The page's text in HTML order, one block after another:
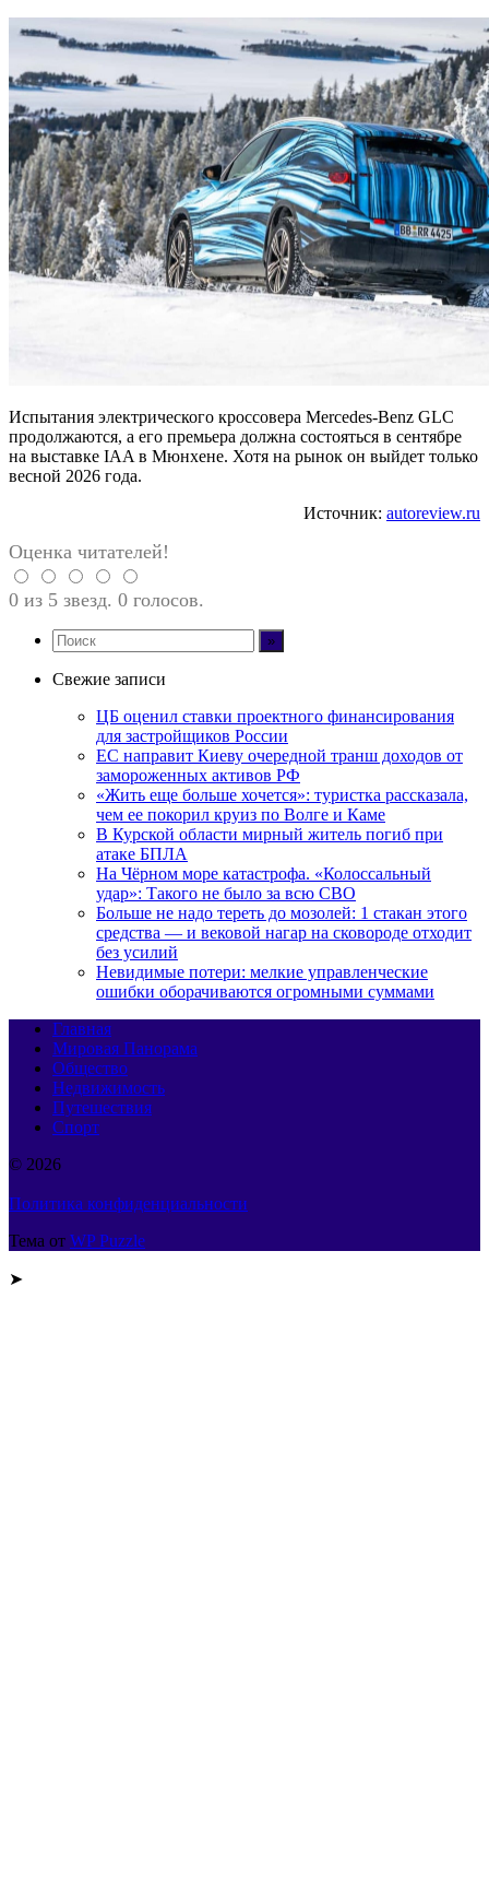
Испытания электрического кроссовера Mercedes-Benz GLC
продолжаются, а его премьера должна состояться в сентябре
на выставке IAA в Мюнхене. Хотя на рынок он выйдет только
весной 2026 года.
Источник: autoreview.ru
Оценка читателей!
0 из 5 звезд. 0 голосов.
Свежие записи
ЦБ оценил ставки проектного финансирования
для застройщиков России
ЕС направит Киеву очередной транш доходов от
замороженных активов РФ
«Жить еще больше хочется»: туристка рассказала,
чем ее покорил круиз по Волге и Каме
В Курской области мирный житель погиб при
атаке БПЛА
На Чёрном море катастрофа. «Колоссальный
удар»: Такого не было за всю СВО
Больше не надо тереть до мозолей: 1 стакан этого
средства — и вековой нагар на сковороде отходит
без усилий
Невидимые потери: мелкие управленческие
ошибки оборачиваются огромными суммами
Главная
Мировая Панорама
Общество
Недвижимость
Путешествия
Спорт
© 2026
Политика конфиденциальности
Тема от WP Puzzle
➤